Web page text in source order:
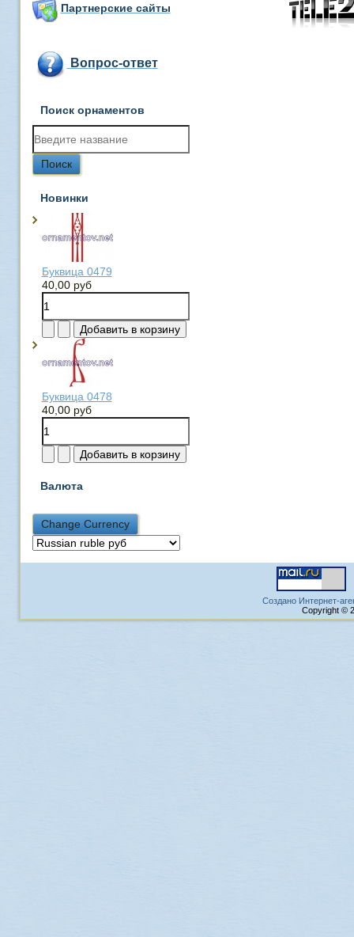
Партнерские сайты
Вопрос-ответ
Поиск орнаментов
Новинки
Буквица 0479
40,00 руб
Буквица 0478
40,00 руб
Валюта
Создано Интернет-
Copyright ©